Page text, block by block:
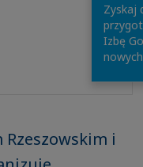
i
Zyskaj
Izbę